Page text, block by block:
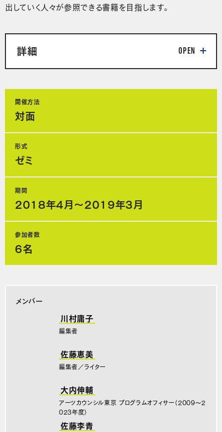
出していく人々が参照できる書籍を目指します。
詳細
開催方法
対面
形式
ゼミ
期間
2018年4月～2019年3月
参加者数
6名
メンバー
川村庸子
編集者
佐藤恵美
編集者／ライター
大内伸輔
アーツカウンシル東京 プログラムオフィサー（2009～2
023年度）
佐藤李青